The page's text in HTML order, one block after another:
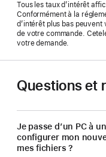
Tous les taux d’intérêt
Conformément à la
d’intérêt plus bas
de votre commande.
votre demande.
Questions et
Je passe d’un PC à
configurer mon
mes fichiers ?